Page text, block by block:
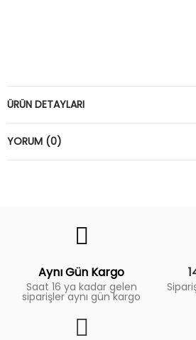
ÜRÜN DETAYLARI
YORUM (0)
Aynı Gün Kargo
Saat 16 ya kadar gelen
siparişler aynı gün kargo